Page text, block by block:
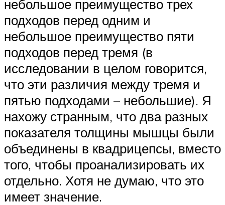
небольшое преимущество трех
подходов перед одним и
небольшое преимущество пяти
подходов перед тремя (в
исследовании в целом говорится,
что эти различия между тремя и
пятью подходами – небольшие). Я
нахожу странным, что два разных
показателя толщины мышцы были
объединены в квадрицепсы, вместо
того, чтобы проанализировать их
отдельно. Хотя не думаю, что это
имеет значение.